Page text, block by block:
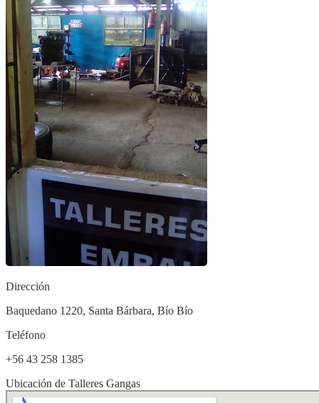
Dirección
Baquedano 1220, Santa Bárbara, Bío Bío
Teléfono
+56 43 258 1385
Ubicación de Talleres Gangas